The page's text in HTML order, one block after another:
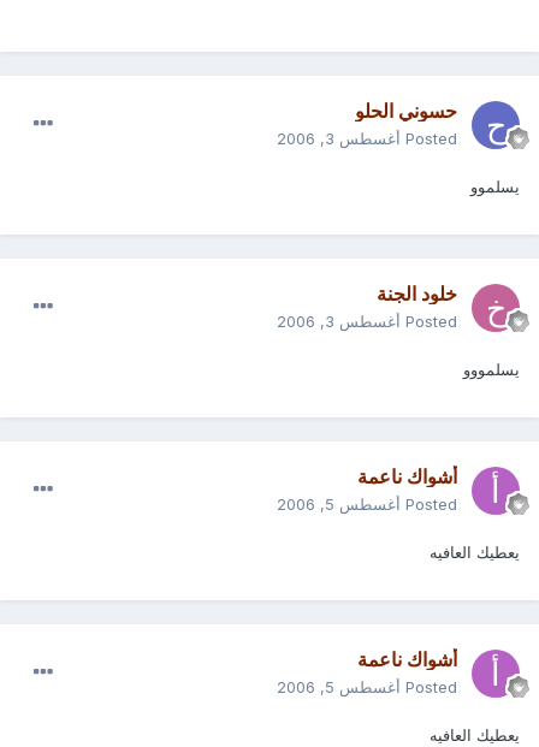
حسوني الحلو
Posted أغسطس 3, 2006
يسلموو
خلود الجنة
Posted أغسطس 3, 2006
يسلمووو
أشواك ناعمة
Posted أغسطس 5, 2006
يعطيك العافيه
أشواك ناعمة
Posted أغسطس 5, 2006
يعطيك العافيه